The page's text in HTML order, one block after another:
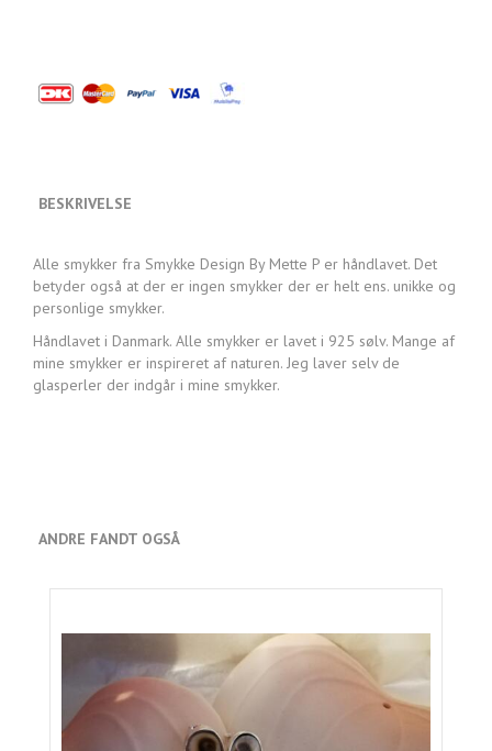
BESKRIVELSE
Alle smykker fra Smykke Design By Mette P er håndlavet. Det
betyder også at der er ingen smykker der er helt ens. unikke og
personlige smykker.
Håndlavet i Danmark. Alle smykker er lavet i 925 sølv. Mange af
mine smykker er inspireret af naturen. Jeg laver selv de
glasperler der indgår i mine smykker.
ANDRE FANDT OGSÅ